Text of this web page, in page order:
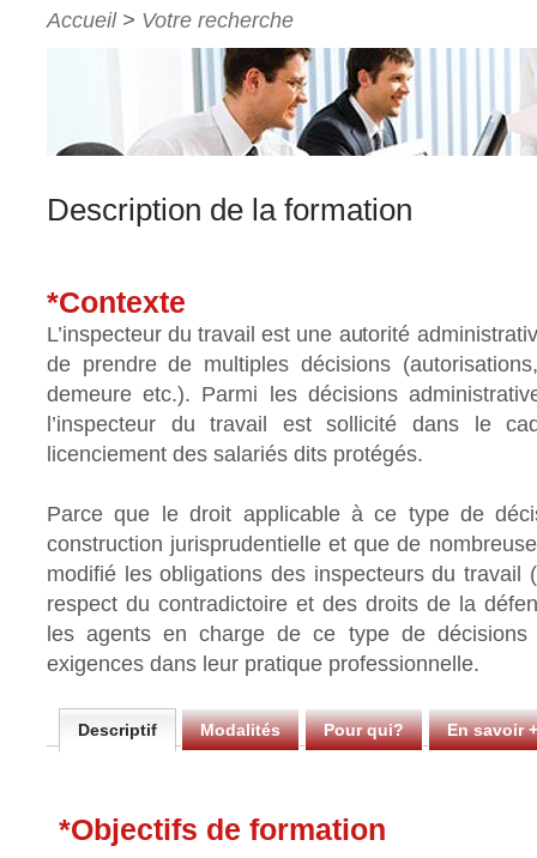
Accueil> Votre recherche
Description de la formation
*Contexte
L’inspecteur du travail est une autorité
de prendre de multiples décisions
demeure etc.). Parmi les décisions
l’inspecteur du travail est sollicité dans le
licenciement des salariés dits protégés.
Parce que le droit applicable à ce type de
construction jurisprudentielle et que de
modifié les obligations des inspecteurs du travail
respect du contradictoire et des droits de la
les agents en charge de ce type de décisions
exigences dans leur pratique professionnelle.
Descriptif Modalités Pour qui? En savoir +
*Objectifs de formation